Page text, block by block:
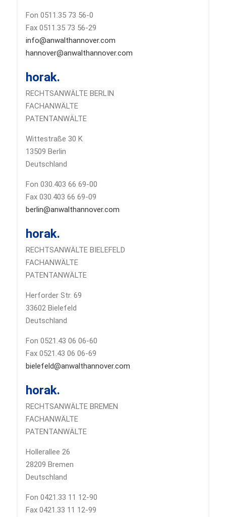
Fon 0511.35 73 56-0
Fax 0511.35 73 56-29
info@anwalthannover.com
hannover@anwalthannover.com
horak.
RECHTSANWÄLTE BERLIN
FACHANWÄLTE
PATENTANWÄLTE
Wittestraße 30 K
13509 Berlin
Deutschland
Fon 030.403 66 69-00
Fax 030.403 66 69-09
berlin@anwalthannover.com
horak.
RECHTSANWÄLTE BIELEFELD
FACHANWÄLTE
PATENTANWÄLTE
Herforder Str. 69
33602 Bielefeld
Deutschland
Fon 0521.43 06 06-60
Fax 0521.43 06 06-69
bielefeld@anwalthannover.com
horak.
RECHTSANWÄLTE BREMEN
FACHANWÄLTE
PATENTANWÄLTE
Hollerallee 26
28209 Bremen
Deutschland
Fon 0421.33 11 12-90
Fax 0421.33 11 12-99